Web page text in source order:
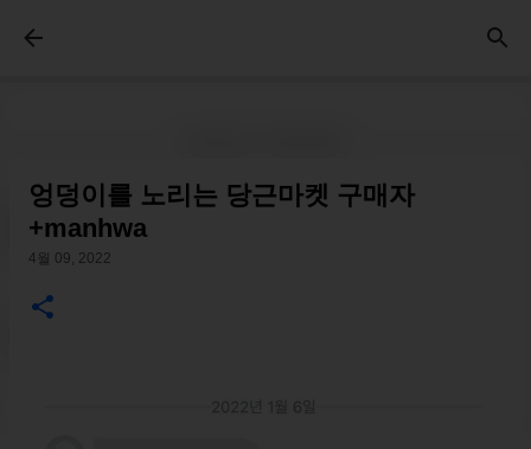
엉덩이를 노리는 당근마켓 구매자
+manhwa
4월 09, 2022